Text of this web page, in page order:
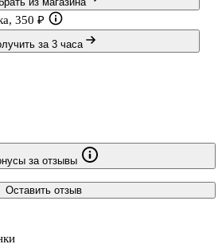
350 ₽
за 3 часа
за отзывы
Оставить отзыв